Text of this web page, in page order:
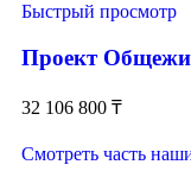
Быстрый просмотр
Проект
32 106 800 ₸
Смотреть часть